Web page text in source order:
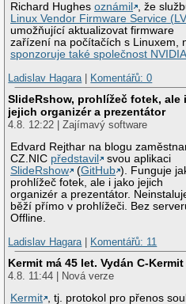
Richard Hughesoznámil
, že
Linux Vendor Firmware Service
umožňující aktualizovat firmware
zařízení na počítačích s Linuxem,
sponzoruje také společnost
Ladislav Hagara| Komentářů: 0
SlideRshow, prohlížeč fotek, ale i
jejich organizér a prezentátor
4.8. 12:22 | Zajímavý software
Edvard Rejthar na blogu
CZ.NIC představil
svou aplikaci
SlideRshow
(GitHub ). Funguje
prohlížeč fotek, ale i jako jejich
organizér a prezentátor.
běží přímo v prohlížeči. Bez
Offline.
Ladislav Hagara| Komentářů: 11
Kermit má 45 let. Vydán C-Kermit
4.8. 11:44 | Nová verze
Kermit , tj. protokol pro přenos